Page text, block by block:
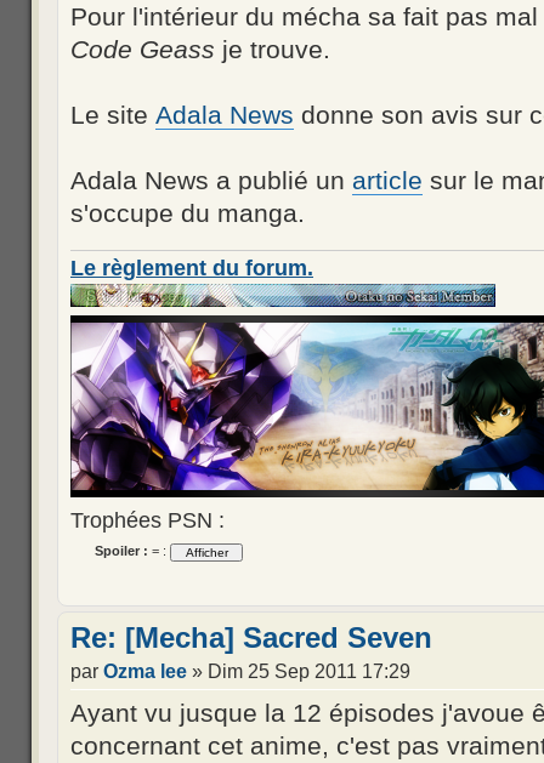
Pour l'intérieur du mécha sa fait pas
Code Geass je trouve.
Le site Adala News donne son avis sur
Adala News a publié un article sur le
s'occupe du manga.
Le règlement du forum.
Trophées PSN :
Spoiler : = :
Re: [Mecha] Sacred Seven
par Ozma lee » Dim 25 Sep 2011 17:29
Ayant vu jusque la 12 épisodes j'avoue
concernant cet anime, c'est pas